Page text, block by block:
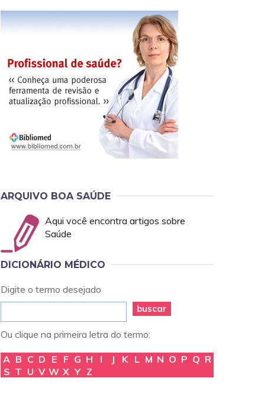
ARQUIVO BOA SAÚDE
Aqui você encontra artigos sobre
Saúde
DICIONÁRIO MÉDICO
Digite o termo desejado
buscar
Ou clique na primeira letra do termo:
A B C D E F G H I J K L M N O P Q R
S T U V W X Y Z